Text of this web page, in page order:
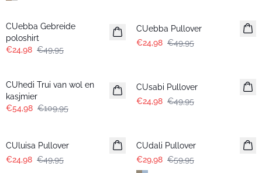
CUebba Gebreide
poloshirt
€24,98 €49,95
CUebba Pullover
€24,98 €49,95
CUhedi Trui van wol en
kasjmier
€54,98 €109,95
CUsabi Pullover
€24,98 €49,95
CUluisa Pullover
€24,98 €49,95
CUdali Pullover
€29,98 €59,95